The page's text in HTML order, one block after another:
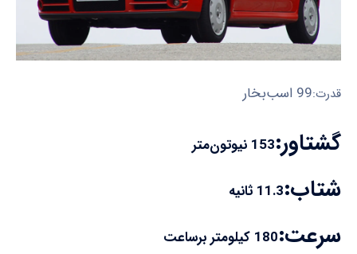
قدرت:99 اسب‌بخار
گشتاور:153 نیوتون‌متر
شتاب:11.3 ثانیه
سرعت:180 کیلومتر برساعت